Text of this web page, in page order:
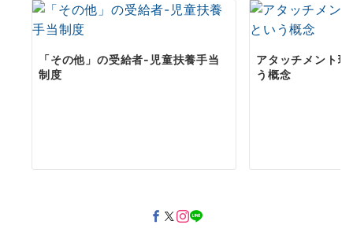
「その他」の受給者-児童扶養手当
制度
アタッチメント
う概念